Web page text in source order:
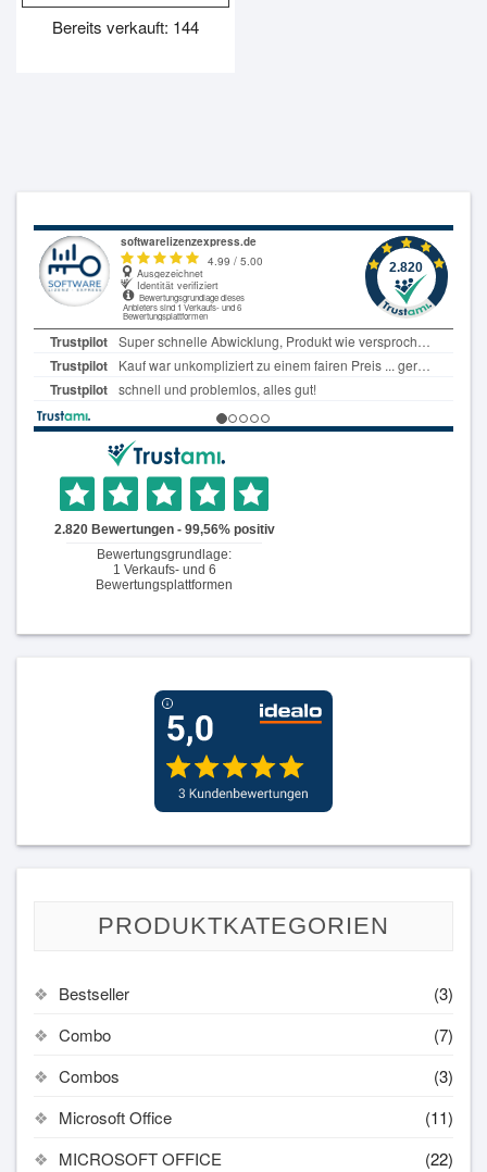
99.99€9.99€.
Bereits verkauft: 144
PRODUKTKATEGORIEN
Bestseller
(3)
Combo
(7)
Combos
(3)
Microsoft Office
(11)
MICROSOFT OFFICE
(22)